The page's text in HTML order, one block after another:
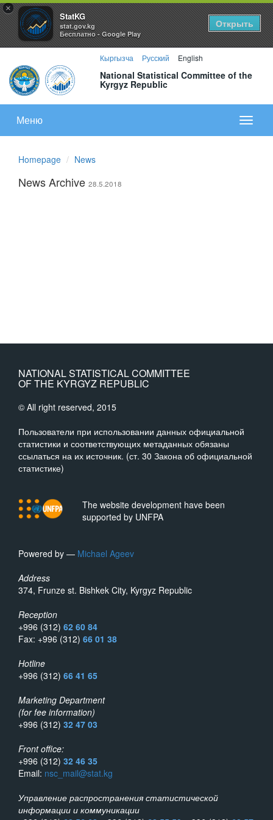
×
StatKG
stat.gov.kg
Бесплатно - Google Play
Открыть
Кыргызча Русский English
National Statistical Committee of the
Kyrgyz Republic
меню
Меню
Homepage News
News Archive 28.5.2018
NATIONAL STATISTICAL COMMITTEE
OF THE KYRGYZ REPUBLIC
© All right reserved, 2015
Пользователи при использовании данных официальной
статистики и соответствующих метаданных обязаны
ссылаться на их источник. (ст. 30 Закона об официальной
статистике)
The website development have been
supported by UNFPA
Powered by — Michael Ageev
Address
374, Frunze st. Bishkek City, Kyrgyz Republic
Reception
+996 (312) 62 60 84
Fax: +996 (312) 66 01 38
Hotline
+996 (312) 66 41 65
Marketing Department
(for fee information)
+996 (312) 32 47 03
Front office:
+996 (312) 32 46 35
Email: nsc_mail@stat.kg
Управление распространения статистической
информации и коммуникации